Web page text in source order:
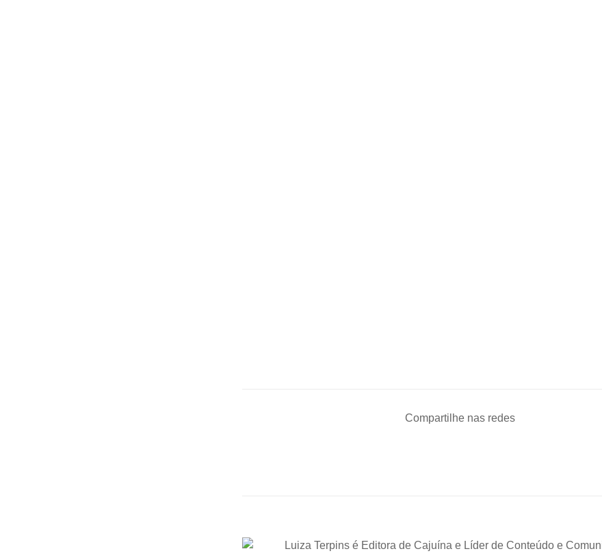
Compartilhe nas redes
Luiza Terpins é Editora de Cajuína e Líder de Conteúdo e